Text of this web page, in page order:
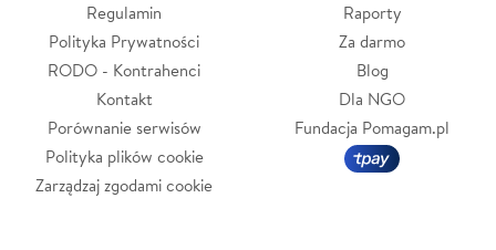
Regulamin
Polityka Prywatności
RODO - Kontrahenci
Kontakt
Porównanie serwisów
Polityka plików cookie
Zarządzaj zgodami cookie
Raporty
Za darmo
Blog
Dla NGO
Fundacja Pomagam.pl